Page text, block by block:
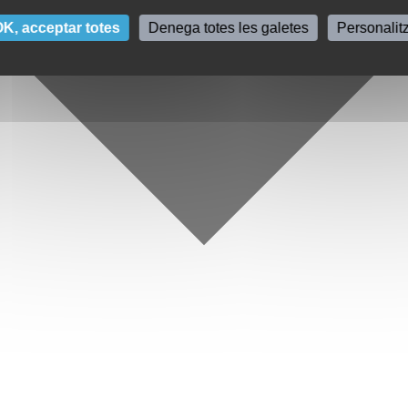
acceptar totes Denega totes les galetes